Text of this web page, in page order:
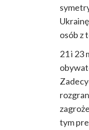
osób z
21 i 23
tym